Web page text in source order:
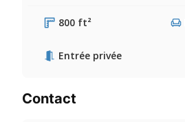
800 ft²
Entrée privée
Contact